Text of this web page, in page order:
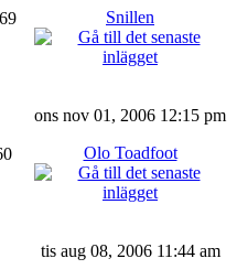
Snillen
ons nov 01, 2006 12:15 pm
Olo Toadfoot
tis aug 08, 2006 11:44 am